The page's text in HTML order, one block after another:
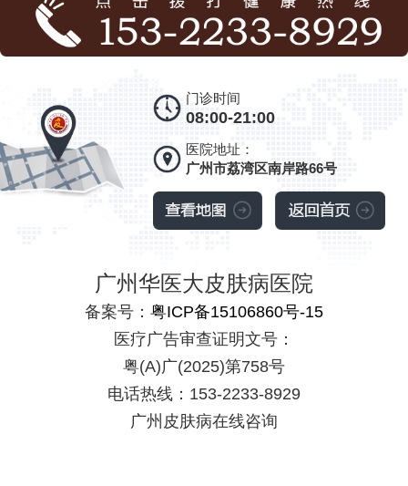
门诊时间
08:00-21:00
医院地址：
广州市荔湾区南岸路66号
广州华医大皮肤病医院
备案号： 粤ICP备15106860号-15
医疗广告审查证明文号：
粤(A)广(2025)第758号
电话热线：153-2233-8929
广州皮肤病在线咨询